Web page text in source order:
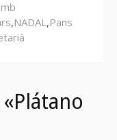
,NADAL,Pans